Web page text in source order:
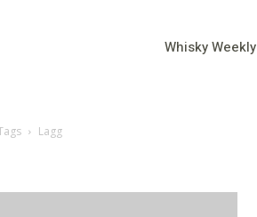
Whisky Weekly
Lagg